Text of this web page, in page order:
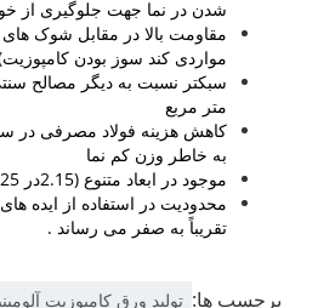
شدن در نما جهت جلوگیری از
مقاومت بالا در مقابل شوک
مواردی کند سوز بودن
متر مربع
کاهش هزینه فولاد مصرفی در
به خاطر وزن کم نما
موجود در ابعاد متنوع (2.15در 3.25) و ( 3 در 2.2 )
محدودیت در استفاده از ایده
تقریباً به صفر می رساند .
برچسب ها: تولید ورق کامپوزیت